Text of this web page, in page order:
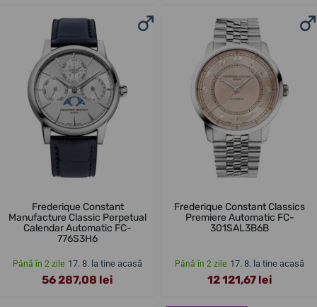
Frederique Constant
Manufacture Classic Perpetual
Calendar Automatic FC-
776S3H6
Până în 2 zile 17. 8. la tine acasă
56 287,08 lei
Frederique Constant Classics
Premiere Automatic FC-
301SAL3B6B
Până în 2 zile 17. 8. la tine acasă
12 121,67 lei